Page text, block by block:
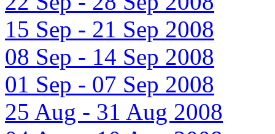
15 Sep - 21 Sep 2008
08 Sep - 14 Sep 2008
01 Sep - 07 Sep 2008
25 Aug - 31 Aug 2008